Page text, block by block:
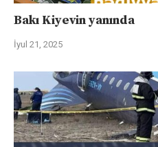
Bakı Kiyevin yanında
İyul 21, 2025